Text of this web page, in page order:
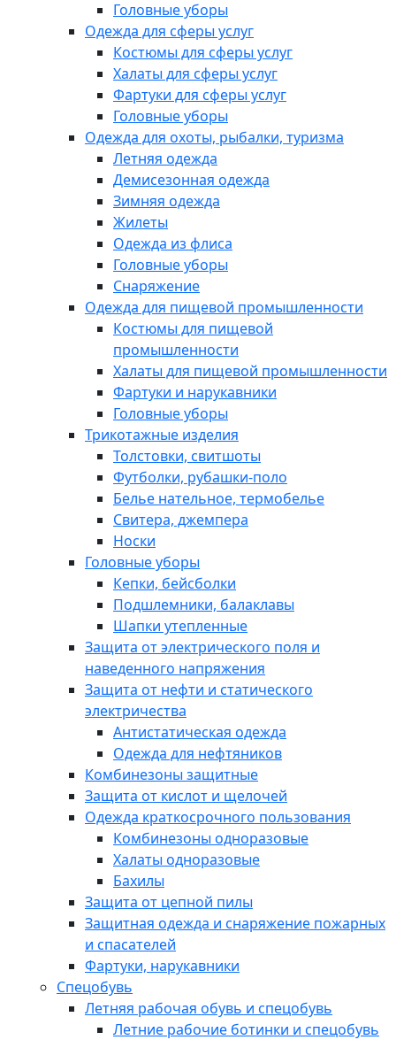
Головные уборы
Одежда для сферы услуг
Костюмы для сферы услуг
Халаты для сферы услуг
Фартуки для сферы услуг
Головные уборы
Одежда для охоты, рыбалки, туризма
Летняя одежда
Демисезонная одежда
Зимняя одежда
Жилеты
Одежда из флиса
Головные уборы
Снаряжение
Одежда для пищевой промышленности
Костюмы для пищевой
промышленности
Халаты для пищевой промышленности
Фартуки и нарукавники
Головные уборы
Трикотажные изделия
Толстовки, свитшоты
Футболки, рубашки-поло
Белье нательное, термобелье
Свитера, джемпера
Носки
Головные уборы
Кепки, бейсболки
Подшлемники, балаклавы
Шапки утепленные
Защита от электрического поля и
наведенного напряжения
Защита от нефти и статического
электричества
Антистатическая одежда
Одежда для нефтяников
Комбинезоны защитные
Защита от кислот и щелочей
Одежда краткосрочного пользования
Комбинезоны одноразовые
Халаты одноразовые
Бахилы
Защита от цепной пилы
Защитная одежда и снаряжение пожарных
и спасателей
Фартуки, нарукавники
Спецобувь
Летняя рабочая обувь и спецобувь
Летние рабочие ботинки и спецобувь